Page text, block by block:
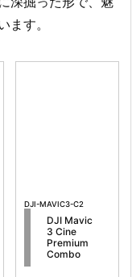
ます。
DJI-MAVIC3-C2
DJI Mavic
3 Cine
Premium
Combo